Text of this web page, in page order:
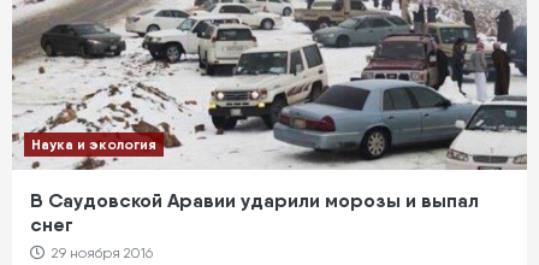
Наука и экология
В Саудовской Аравии ударили морозы и выпал
снег
29 ноября 2016